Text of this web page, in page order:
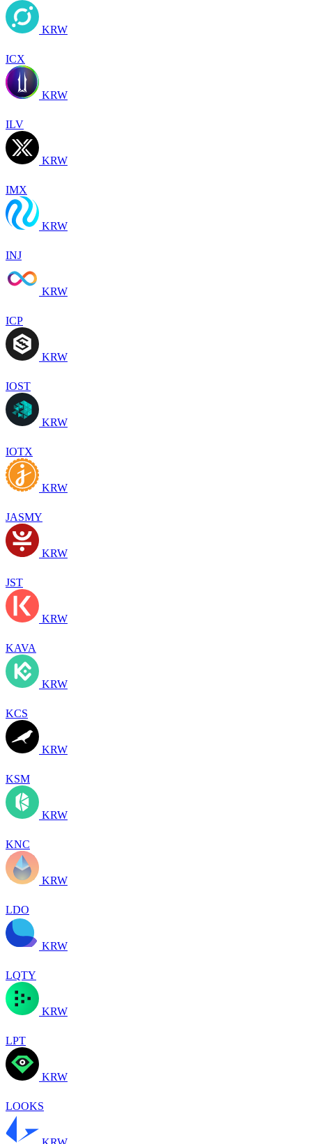
KRW
ICX
KRW
ILV
KRW
IMX
KRW
INJ
KRW
ICP
KRW
IOST
KRW
IOTX
KRW
JASMY
KRW
JST
KRW
KAVA
KRW
KCS
KRW
KSM
KRW
KNC
KRW
LDO
KRW
LQTY
KRW
LPT
KRW
LOOKS